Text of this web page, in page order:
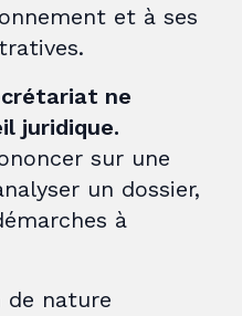
et à ses
ne
juridique.
sur une
un dossier,
à
de nature